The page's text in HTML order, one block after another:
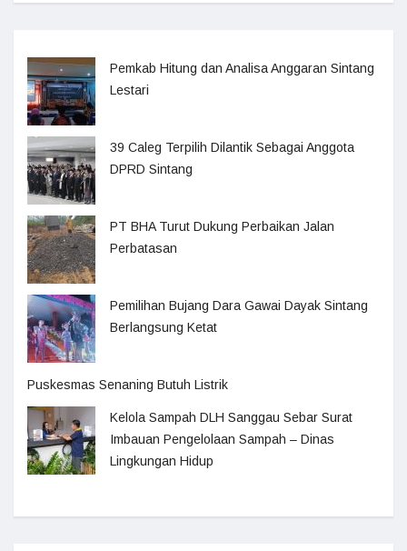
Pemkab Hitung dan Analisa Anggaran Sintang
Lestari
39 Caleg Terpilih Dilantik Sebagai Anggota
DPRD Sintang
PT BHA Turut Dukung Perbaikan Jalan
Perbatasan
Pemilihan Bujang Dara Gawai Dayak Sintang
Berlangsung Ketat
Puskesmas Senaning Butuh Listrik
Kelola Sampah DLH Sanggau Sebar Surat
Imbauan Pengelolaan Sampah – Dinas
Lingkungan Hidup